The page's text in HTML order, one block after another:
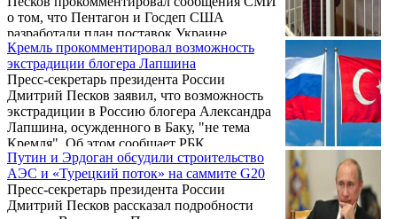
о том, что Пентагон и Госдеп США
разработали план поставок Украине
противотанковых ракет и другого
вооружения.
Кремль прокомментировал возможность
экстрадиции блогера Лапшина
Пресс-секретарь президента России
Дмитрий Песков заявил, что возможность
экстрадиции в Россию блогера Александра
Лапшина, осужденного в Баку, "не тема
Кремля". Об этом сообщает РБК.
Путин и Эрдоган обсудили строительство
АЭС и «Турецкий поток» на саммите G20
Пресс-секретарь президента России
Дмитрий Песков рассказал подробности